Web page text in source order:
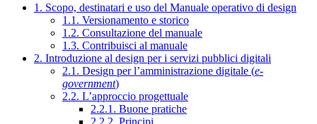
1. Scopo, destinatari e uso del Manuale operativo di design
1.1. Versionamento e storico
1.2. Consultazione del manuale
1.3. Contribuisci al manuale
2. Introduzione al design per i servizi pubblici digitali
2.1. Design per l’amministrazione digitale (e-
government)
2.2. L’approccio progettuale
2.2.1. Buone pratiche
2.2.2. Principi